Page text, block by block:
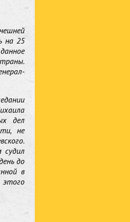
на 25
дел
не
судил
до
в
этого